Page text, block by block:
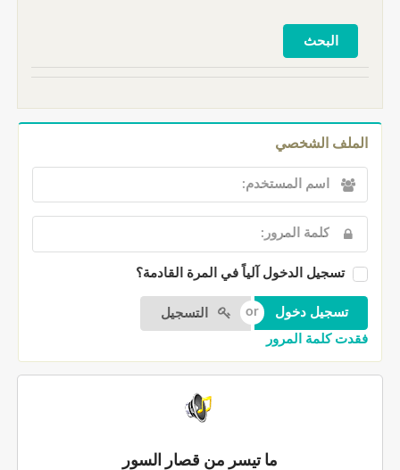
الملف الشخصي
تسجيل الدخول آلياً في المرة القادمة؟
التسجيل
فقدت كلمة المرور
ما تيسر من قصار السور